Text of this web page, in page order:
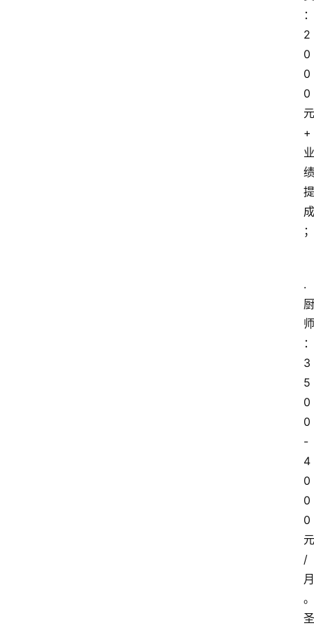
：
2
0
0
0
元
+
业
绩
提
成
；
.
厨
师
：
3
5
0
0
-
4
0
0
0
元
/
月
。
圣